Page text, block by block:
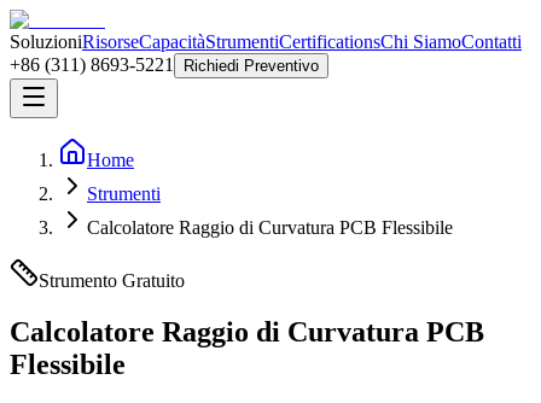
SoluzioniRisorseCapacitàStrumentiCertificationsChi SiamoContatti
+86 (311) 8693-5221
Richiedi Preventivo
Home
Strumenti
Calcolatore Raggio di Curvatura PCB Flessibile
Strumento Gratuito
Calcolatore Raggio di Curvatura PCB
Flessibile